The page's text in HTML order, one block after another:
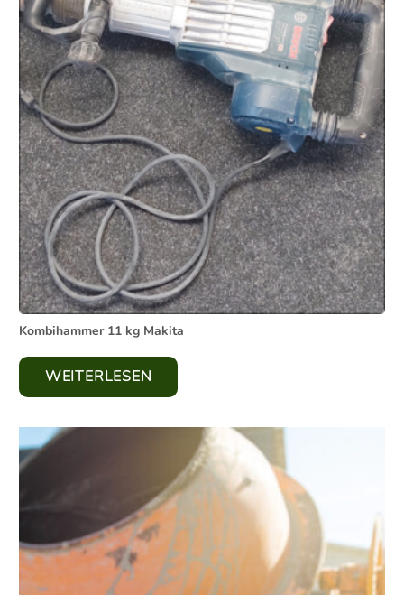
Kombihammer 11 kg Makita
WEITERLESEN